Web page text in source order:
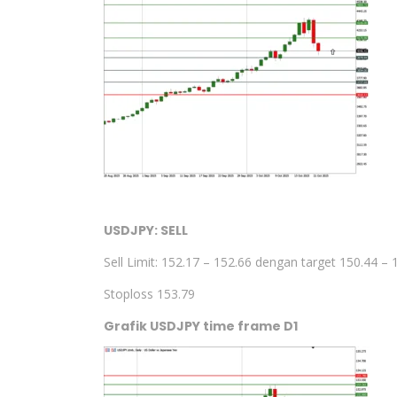
USDJPY: SELL
Sell Limit: 152.17 – 152.66 dengan target 150.44 –
Stoploss 153.79
Grafik USDJPY time frame D1